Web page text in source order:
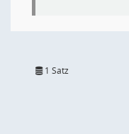
1 Satz